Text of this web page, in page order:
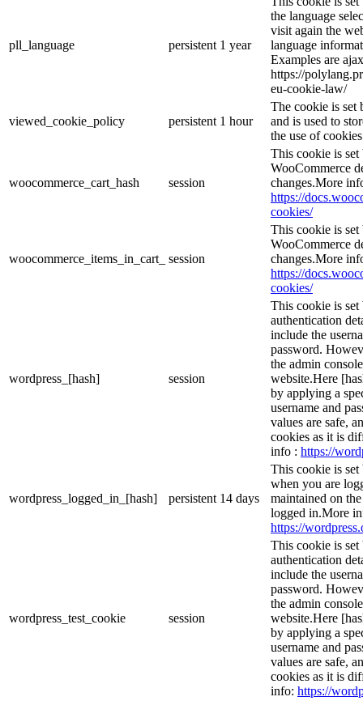
pll_language persistent 1 year
the language
visit again the
language
Examples are
https://
eu-cookie-law/
viewed_cookie_policy persistent 1 hour
The cookie is set
and is used to
the use of
woocommerce_cart_hash session
This cookie is set
WooCommerce
changes.More
https://
cookies/
woocommerce_items_in_cart_ session
This cookie is set
WooCommerce
changes.More
https://
cookies/
wordpress_[hash] session
This cookie is set
authentication
include the
password.
the admin
website.Here
by applying a
username and
values are safe,
cookies as it is
info : https://
wordpress_logged_in_[hash] persistent 14 days
This cookie is set
when you are
maintained on
logged in.More
https://
wordpress_test_cookie session
This cookie is set
authentication
include the
password.
the admin
website.Here
by applying a
username and
values are safe,
cookies as it is
info: https://